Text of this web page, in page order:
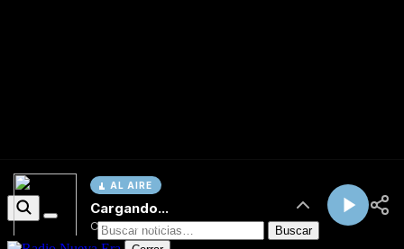
AL AIRE
Cargando...
Conectando...